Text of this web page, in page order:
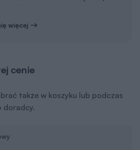
więcej
cenie
także w koszyku lub podczas
doradcy.